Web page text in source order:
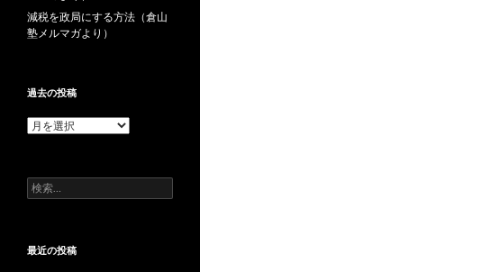
減税を政局にする方法（倉山
塾メルマガより）
過去の投稿
過
稿
検
索:
最近の投稿